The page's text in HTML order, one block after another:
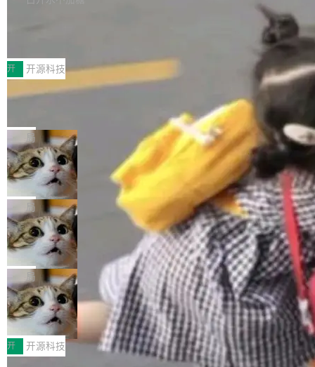
常维护操作，并完整支持 Iceberg V3 格式。
村国家自主创新示范区会议中心开幕。本届大会
由中关村智联软件服务业质量创新联盟主办，以
“智构可信·质创未来——AI原生时代的质量新范
式”为主题，直面AI从实验室走向规模化产业落地
的核心质量命题。会上，《2026智能研发生产力
工具选型手册》发布，Testin云测的Testin XAge
nt智能测试系统入选AI测试领域代表产品。对CI
O而言，这提示了一个转变：AI测试正在从效率
工具升级为企业的质量基础设施。 CIO面对的新
现实 过去两年，CIO们的焦虑清单上多了两项：
一是如何让大模型和智能体应用安全地从PoC走
向生产，二是如何让测试团队跟得上AI应用...
开 开源科技
让非法状态不可表示：一篇关于 ADT
有一种东西，一旦用过就回不去了。Alex Fedos
eev 管它叫"软件设计的基石"。 他说的东西不新
鲜——代数数据类型（ADT），尤其是和类型
（sum type）。但他说清楚了一件事：这不是类
型系统的学术体操，是日常编码的思维方式。 文
章从一个简单的例子切入。一个网站的深色主题
设置，如果用布尔值 + 可空字段来表示——bool
ean 表示是否可切换，nullable 的默认模式、浅
色方案、深色方案——会产生大量无意义的组
合。方案缺了、配置冲突了、全 null 了。要知道
哪些组合有效，作者说，你得靠"文档、校验、或
者部落知识"。 换个写法。Rust 的 enum，两个
变体：Switchable...
局
Cloudflare 开源内部企业 AI 平台 Clou
dflare OS
Cloudflare 发布了一个开源项目 Cloudflare O
S。如果你只看官方博客，你会觉得这是又一
个"AI 知识库 + 聊天机器人"——每个大厂都在
做，没什么新鲜的。 但 Kenton Varda 在 Twitte
r 上把事情说清楚了： 今天我们发布了 Cloudfla
re OS，一个带连接器的聊天机器人，跟其他所
有科技公司做的一样。只不过，实际上它不一
样。这是 Sandstorm.io 的重制版，我十年前的
那个创业公司。不同的是，这次它构建在 Cloudf
lare Workers 上——我花了九年时间搭建的平台
——并且深度集成了 AI。这基本上是我十年秘密
局
Deno 团队开源 Celld，可自托管的分
布式 Durable Objects
Ryan Dahl 领导的 Deno 团队推出了最新开源项
目 Celld，一个能在自己机器上运行 Cloudflare
Workers 和 Durable Objects 的守护进程。 设
计思路很直接：每个对象是一个独立的 SQLite
数据库，按名称寻址，复制到你自己的 S3 兼容
存储库里。节点之间只通过这个存储库协调——
没有控制平面，没有共识协议。每个对象自带一
局
鲁大师7月新机性能/流畅/AI榜：vivo夺
性能、流畅双第一，三星Galaxy Z系列
新折叠缺席
2026年7月的手机市场，由于存储等硬件成本暴
增，手机厂商的日子也不好过啊，新机速度明显
放缓，因此硝烟味淡了许多。新机参数规格除开
开 开源科技